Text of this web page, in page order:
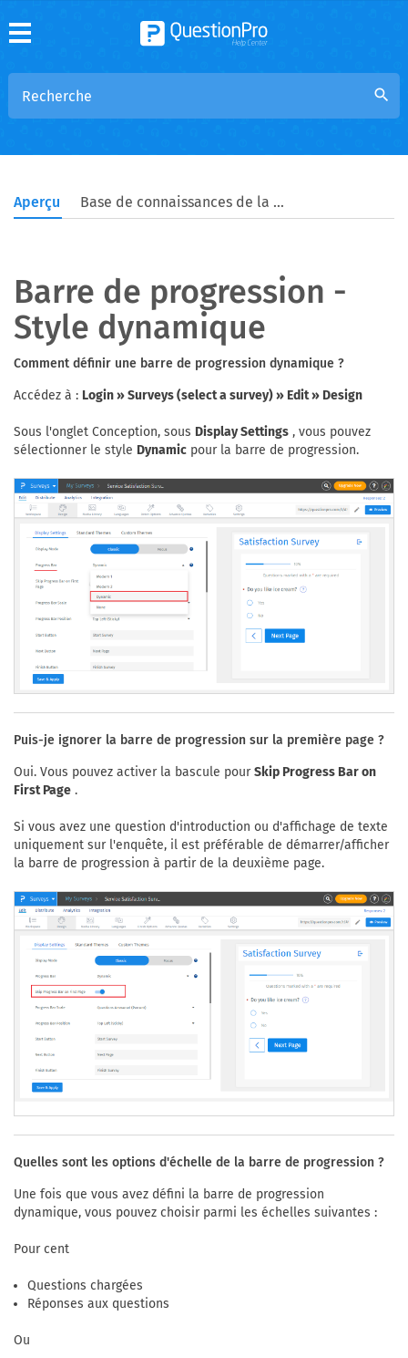
search
Aperçu Base de connaissances de la communauté
Barre de progression -
Style dynamique
Comment définir une barre de progression dynamique ?
Accédez à : Login » Surveys (select a survey) » Edit » Design
Sous l'onglet Conception, sous Display Settings , vous pouvez
sélectionner le style Dynamic pour la barre de progression.
Puis-je ignorer la barre de progression sur la première page ?
Oui. Vous pouvez activer la bascule pourSkip Progress Bar on
First Page .
Si vous avez une question d'introduction ou d'affichage de texte
uniquement sur l'enquête, il est préférable de démarrer/afficher
la barre de progression à partir de la deuxième page.
Quelles sont les options d'échelle de la barre de progression ?
Une fois que vous avez défini la barre de progression
dynamique, vous pouvez choisir parmi les échelles suivantes :
Pour cent
Questions chargées
Réponses aux questions
Ou